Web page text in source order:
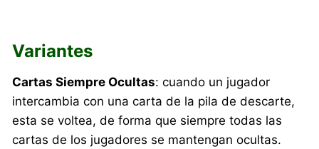
Variantes
Cartas Siempre Ocultas: cuando un jugador
intercambia con una carta de la pila de descarte,
esta se voltea, de forma que siempre todas las
cartas de los jugadores se mantengan ocultas.